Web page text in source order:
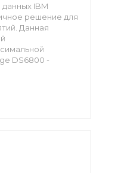
IBM
решение для
Данная
DS6800 -
упрощения